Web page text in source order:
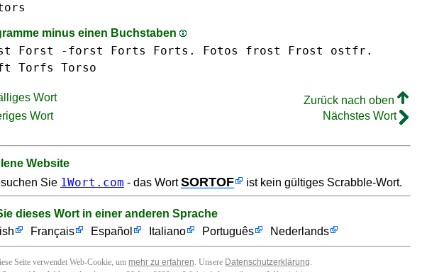
minus einen Buchstaben
Forst -forst Forts Forts. Fotos frost Frost
ostfr.
Torfs Torso
Wort
Zurück nach oben
Wort
Nächstes Wort
Website
Sie 1Wort.com - das WortSORTOF ist kein gültiges Scrabble-Wort.
dieses Wort in einer anderen Sprache
Français Español Italiano Português Nederlands
Seite verwendet Web-Cookie, um mehr zu erfahren. Unsere Datenschutzerklärung.